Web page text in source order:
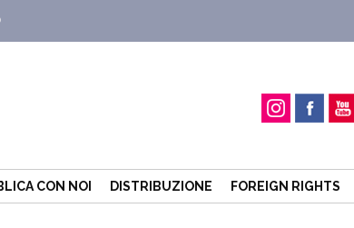
CON NOI DISTRIBUZIONE FOREIGN RIGHTS